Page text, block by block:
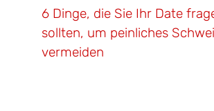
6 Dinge, die Sie Ihr Date
sollten, um peinliches
vermeiden